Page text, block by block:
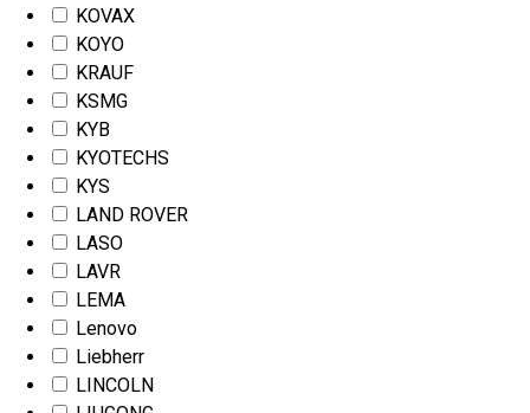
KOVAX
KOYO
KRAUF
KSMG
KYB
KYOTECHS
KYS
LAND ROVER
LASO
LAVR
LEMA
Lenovo
Liebherr
LINCOLN